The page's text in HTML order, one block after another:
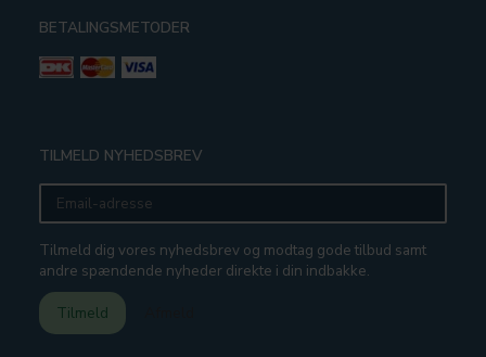
BETALINGSMETODER
TILMELD NYHEDSBREV
Email-
adresse
Tilmeld dig vores nyhedsbrev og modtag gode tilbud samt
andre spændende nyheder direkte i din indbakke.
Tilmeld